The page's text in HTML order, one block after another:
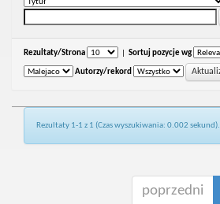
Rezultaty/Strona Sortuj pozycje wg
Autorzy/rekord
Rezultaty 1-1 z 1 (Czas wyszukiwania: 0.002 sekund).
poprzedni